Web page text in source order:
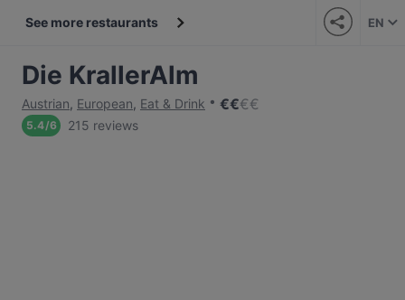
See more restaurants EN
Die KrallerAlm
Austrian, European, Eat & Drink €€€€
5.4/6 215 reviews